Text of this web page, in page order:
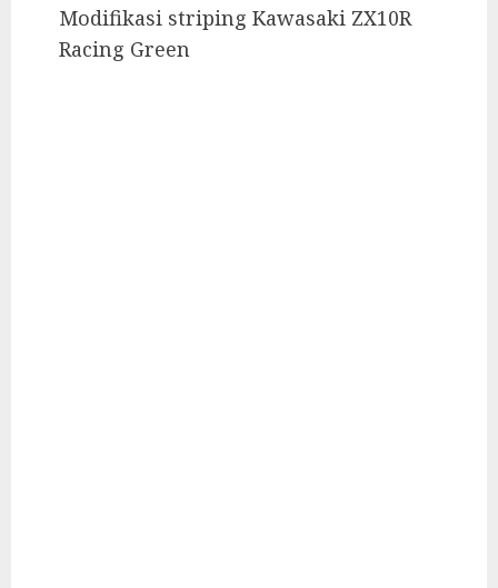
Modifikasi striping Kawasaki ZX10R
Racing Green